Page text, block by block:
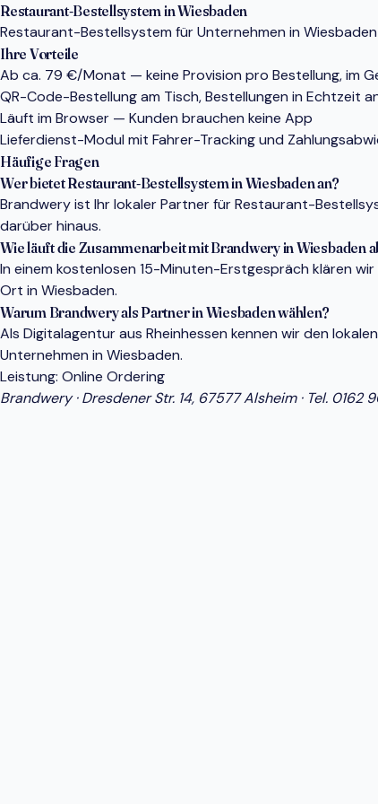
Restaurant-Bestellsystem in Wiesbaden
Restaurant-Bestellsystem für Unternehmen in
Ihre Vorteile
Ab ca. 79 €/Monat — keine Provision pro Bestellung, im
QR-Code-Bestellung am Tisch, Bestellungen in Echtzeit
Läuft im Browser — Kunden brauchen keine App
Lieferdienst-Modul mit Fahrer-Tracking und
Häufige Fragen
Wer bietet Restaurant-Bestellsystem in Wiesbaden an?
Brandwery ist Ihr lokaler Partner für Restaurant-
darüber hinaus.
Wie läuft die Zusammenarbeit mit Brandwery in Wiesbaden
In einem kostenlosen 15-Minuten-Erstgespräch klären
Ort in Wiesbaden.
Warum Brandwery als Partner in Wiesbaden wählen?
Als Digitalagentur aus Rheinhessen kennen wir den
Unternehmen in Wiesbaden.
Leistung: Online Ordering
Brandwery · Dresdener Str. 14, 67577 Alsheim · Tel. 0162